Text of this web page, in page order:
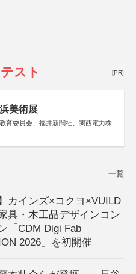
スト [PR]
美術展
育委員会、福井新聞社、関西電力株
一覧
カインズ×コクヨ×VUILD
具・木工品デザインコン
「CDM Digi Fab
2026」を初開催